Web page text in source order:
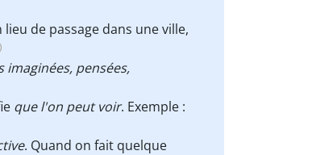
lieu de passage dans une ville,
imaginées, pensées,
que l'on peut voir. Exemple :
. Quand on fait quelque